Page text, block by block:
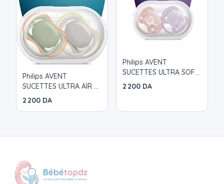
Philips AVENT
SUCETTES ULTRA AIR 6-
18 MOIS
2 200 DA
Philips AVENT
SUCETTES ULTRA SOFT
0-6 MOIS
2 200 DA